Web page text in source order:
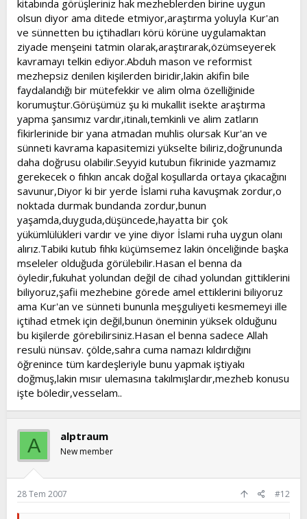
kitabında görüşleriniz hak mezheblerden birine uygun
olsun diyor ama ditede etmiyor,araştırma yoluyla Kur'an
ve sünnetten bu içtihadları körü körüne uygulamaktan
ziyade menşeini tatmin olarak,araştırarak,özümseyerek
kavramayı telkin ediyor.Abduh mason ve reformist
mezhepsiz denilen kişilerden biridir,lakin akifin bile
faydalandığı bir mütefekkir ve alim olma özelliğinide
korumuştur.Görüşümüz şu ki mukallit isekte araştırma
yapma şansımız vardır,itinalı,temkinli ve alim zatların
fikirlerinide bir yana atmadan muhlis olursak Kur'an ve
sünneti kavrama kapasitemizi yükselte biliriz,doğrununda
daha doğrusu olabilir.Seyyid kutubun fikrinide yazmamız
gerekecek o fıhkın ancak doğal koşullarda ortaya çıkacağını
savunur,Diyor ki bir yerde İslami ruha kavuşmak zordur,o
noktada durmak bundanda zordur,bunun
yaşamda,duyguda,düşüncede,hayatta bir çok
yükümlülükleri vardır ve yine diyor İslami ruha uygun olanı
alırız.Tabiki kutub fıhkı küçümsemez lakin önceliğinde başka
mseleler olduğuda görülebilir.Hasan el benna da
öyledir,fukuhat yolundan değil de cihad yolundan gittiklerini
biliyoruz,şafii mezhebine görede amel ettiklerini biliyoruz
ama Kur'an ve sünneti bununla meşguliyeti kesmemeyi ille
içtihad etmek için değil,bunun öneminin yüksek olduğunu
bu kişilerde görebilirsiniz.Hasan el benna sadece Allah
resulü nünsav. çölde,sahra cuma namazı kıldırdığını
öğrenince tüm kardeşleriyle bunu yapmak iştiyakı
doğmuş,lakin mısır ulemasına takılmışlardır,mezheb konusu
işte böledir,vesselam..
A alptraum
New member
28 Tem 2007 #12